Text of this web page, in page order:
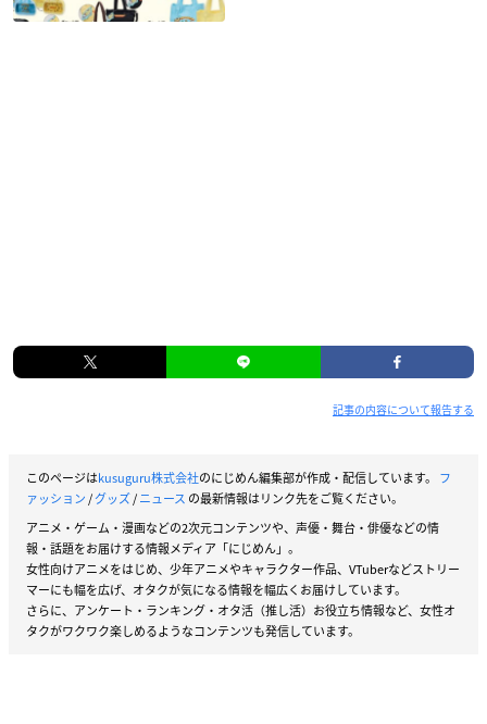
記事の内容について報告する
このページはkusuguru株式会社のにじめん編集部が作成・配信しています。 フ
ァッション/グッズ/ニュース の最新情報はリンク先をご覧ください。
アニメ・ゲーム・漫画などの2次元コンテンツや、声優・舞台・俳優などの情
報・話題をお届けする情報メディア「にじめん」。
女性向けアニメをはじめ、少年アニメやキャラクター作品、VTuberなどストリー
マーにも幅を広げ、オタクが気になる情報を幅広くお届けしています。
さらに、アンケート・ランキング・オタ活（推し活）お役立ち情報など、女性オ
タクがワクワク楽しめるようなコンテンツも発信しています。